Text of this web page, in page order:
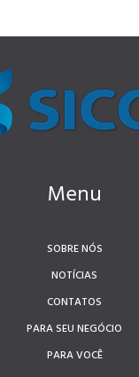
Menu
SOBRE NÓS
NOTÍCIAS
CONTATOS
PARA SEU NEGÓCIO
PARA VOCÊ